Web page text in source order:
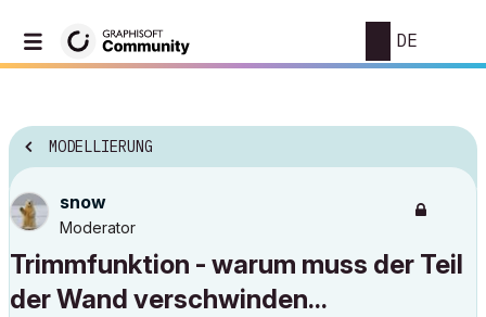
DE
MODELLIERUNG
snow
Moderator
Trimmfunktion - warum muss der Teil
der Wand verschwinden...